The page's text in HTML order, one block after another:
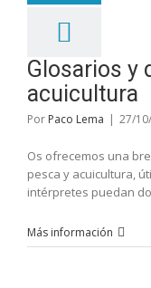
Glosarios y
acuicultura
Por Paco Lema | 27/
Os ofrecemos una
pesca y acuicultura,
intérpretes puedan
Más información